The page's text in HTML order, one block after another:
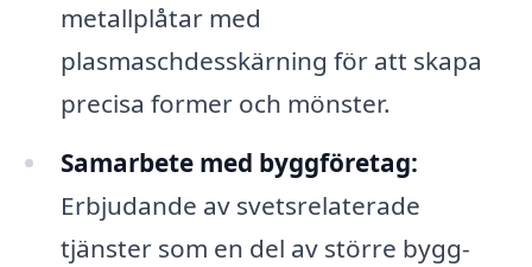
metallplåtar med
plasmaschdesskärning för att skapa
precisa former och mönster.
Samarbete med byggföretag:
Erbjudande av svetsrelaterade
tjänster som en del av större bygg-